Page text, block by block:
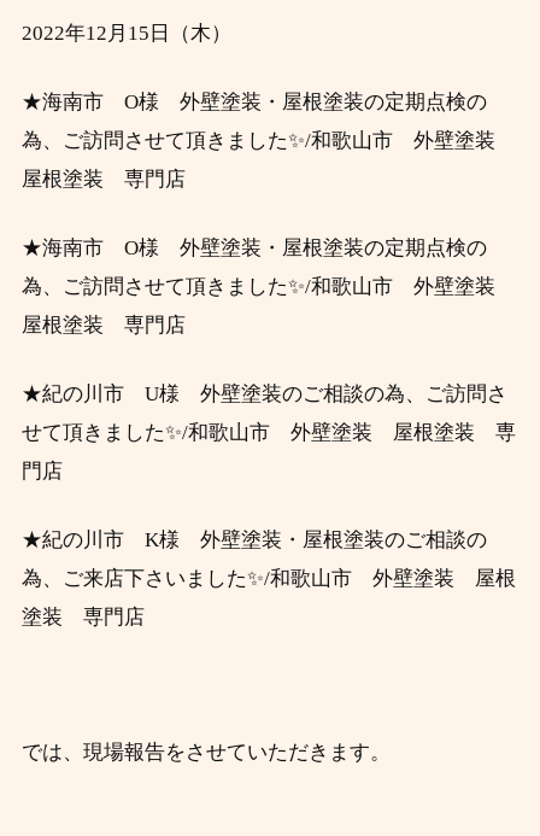
2022年12月15日 （木）
★海南市 O様 外壁塗装・屋根塗装の定期点検の
為、ご訪問させて頂き ました✨/和歌山市 外壁塗装
屋根塗装 専門店
★海南市 O様 外壁塗装・屋根塗装の定期点検の
為、ご訪問させて頂き ました✨/和歌山市 外壁塗装
屋根塗装 専門店
★紀の川市 U様 外壁塗装のご相談の為、ご訪問さ
せて頂きました✨/和歌山市 外壁塗装 屋根塗装 専
門店
★紀の川市 K様 外壁塗装・屋根塗装のご相談の
為、ご来店下さい ました✨/和歌山市 外壁塗装 屋根
塗装 専門店
では、現場報告をさせていただきます。